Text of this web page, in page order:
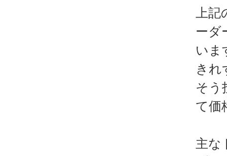
上
ーダ
いま
きれ
そう
て価
主な